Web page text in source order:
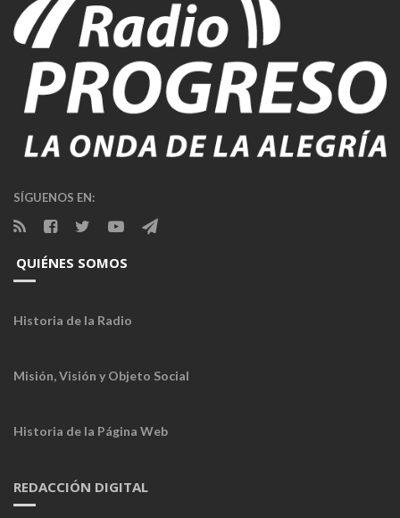
SÍGUENOS EN:
QUIÉNES SOMOS
Historia de la Radio
Misión, Visión y Objeto Social
Historia de la Página Web
REDACCIÓN DIGITAL